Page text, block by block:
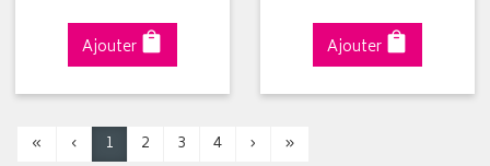
Ajouter Ajouter
« ‹ 1 2 3 4 › »